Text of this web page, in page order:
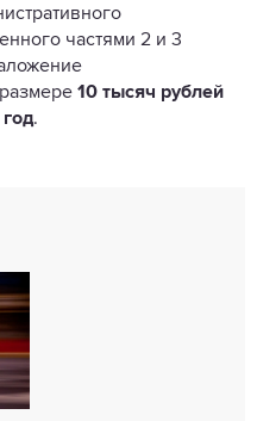
частями 2 и 3
10 тысяч рублей
.